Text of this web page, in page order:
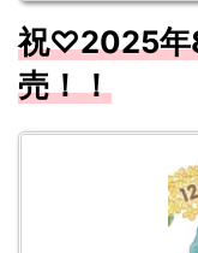
祝♡2025年
売！！